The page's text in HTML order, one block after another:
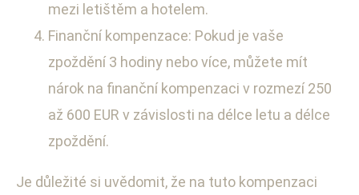
mezi letištěm a hotelem.
Finanční kompenzace: Pokud je vaše
zpoždění 3 hodiny nebo více, můžete mít
nárok na finanční kompenzaci v rozmezí 250
až 600 EUR v závislosti na délce letu a délce
zpoždění.
Je důležité si uvědomit, že na tuto kompenzaci